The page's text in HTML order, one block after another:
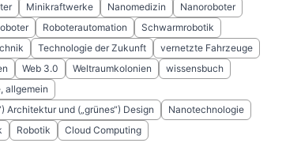
Minikraftwerke Nanomedizin
Nanoroboter
Roboterautomation
Schwarmrobotik
Technologie der Zukunft
vernetzte Fahrzeuge
Web 3.0 Weltraumkolonien
wissensbuch
allgemein
Architektur und („grünes“) Design
Nanotechnologie
Robotik Cloud Computing